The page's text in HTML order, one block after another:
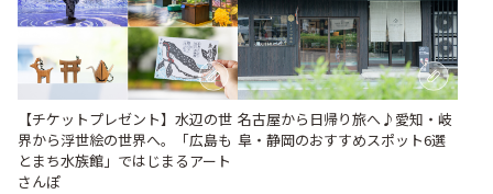
【チケットプレゼント】水辺の世
界から浮世絵の世界へ。「広島も
とまち水族館」ではじまるアート
さんぽ
名古屋から日帰り旅へ♪愛知・岐
阜・静岡のおすすめスポット6選